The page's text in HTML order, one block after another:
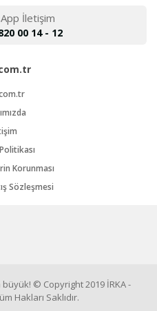
İletişim
00 14 - 12
Korunması
Sözleşmesi
© Copyright 2019 İRKA -
Hakları Saklıdır.